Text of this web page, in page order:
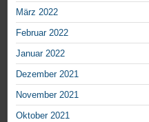
März 2022
Februar 2022
Januar 2022
Dezember 2021
November 2021
Oktober 2021